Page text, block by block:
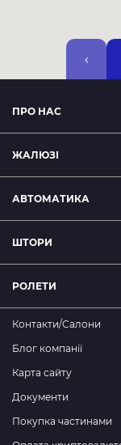
ПРО НАС
ЖАЛЮЗІ
АВТОМАТИКА
ШТОРИ
РОЛЕТИ
Контакти/Салони
Блог компанії
Карта сайту
Документи
Покупка частинами